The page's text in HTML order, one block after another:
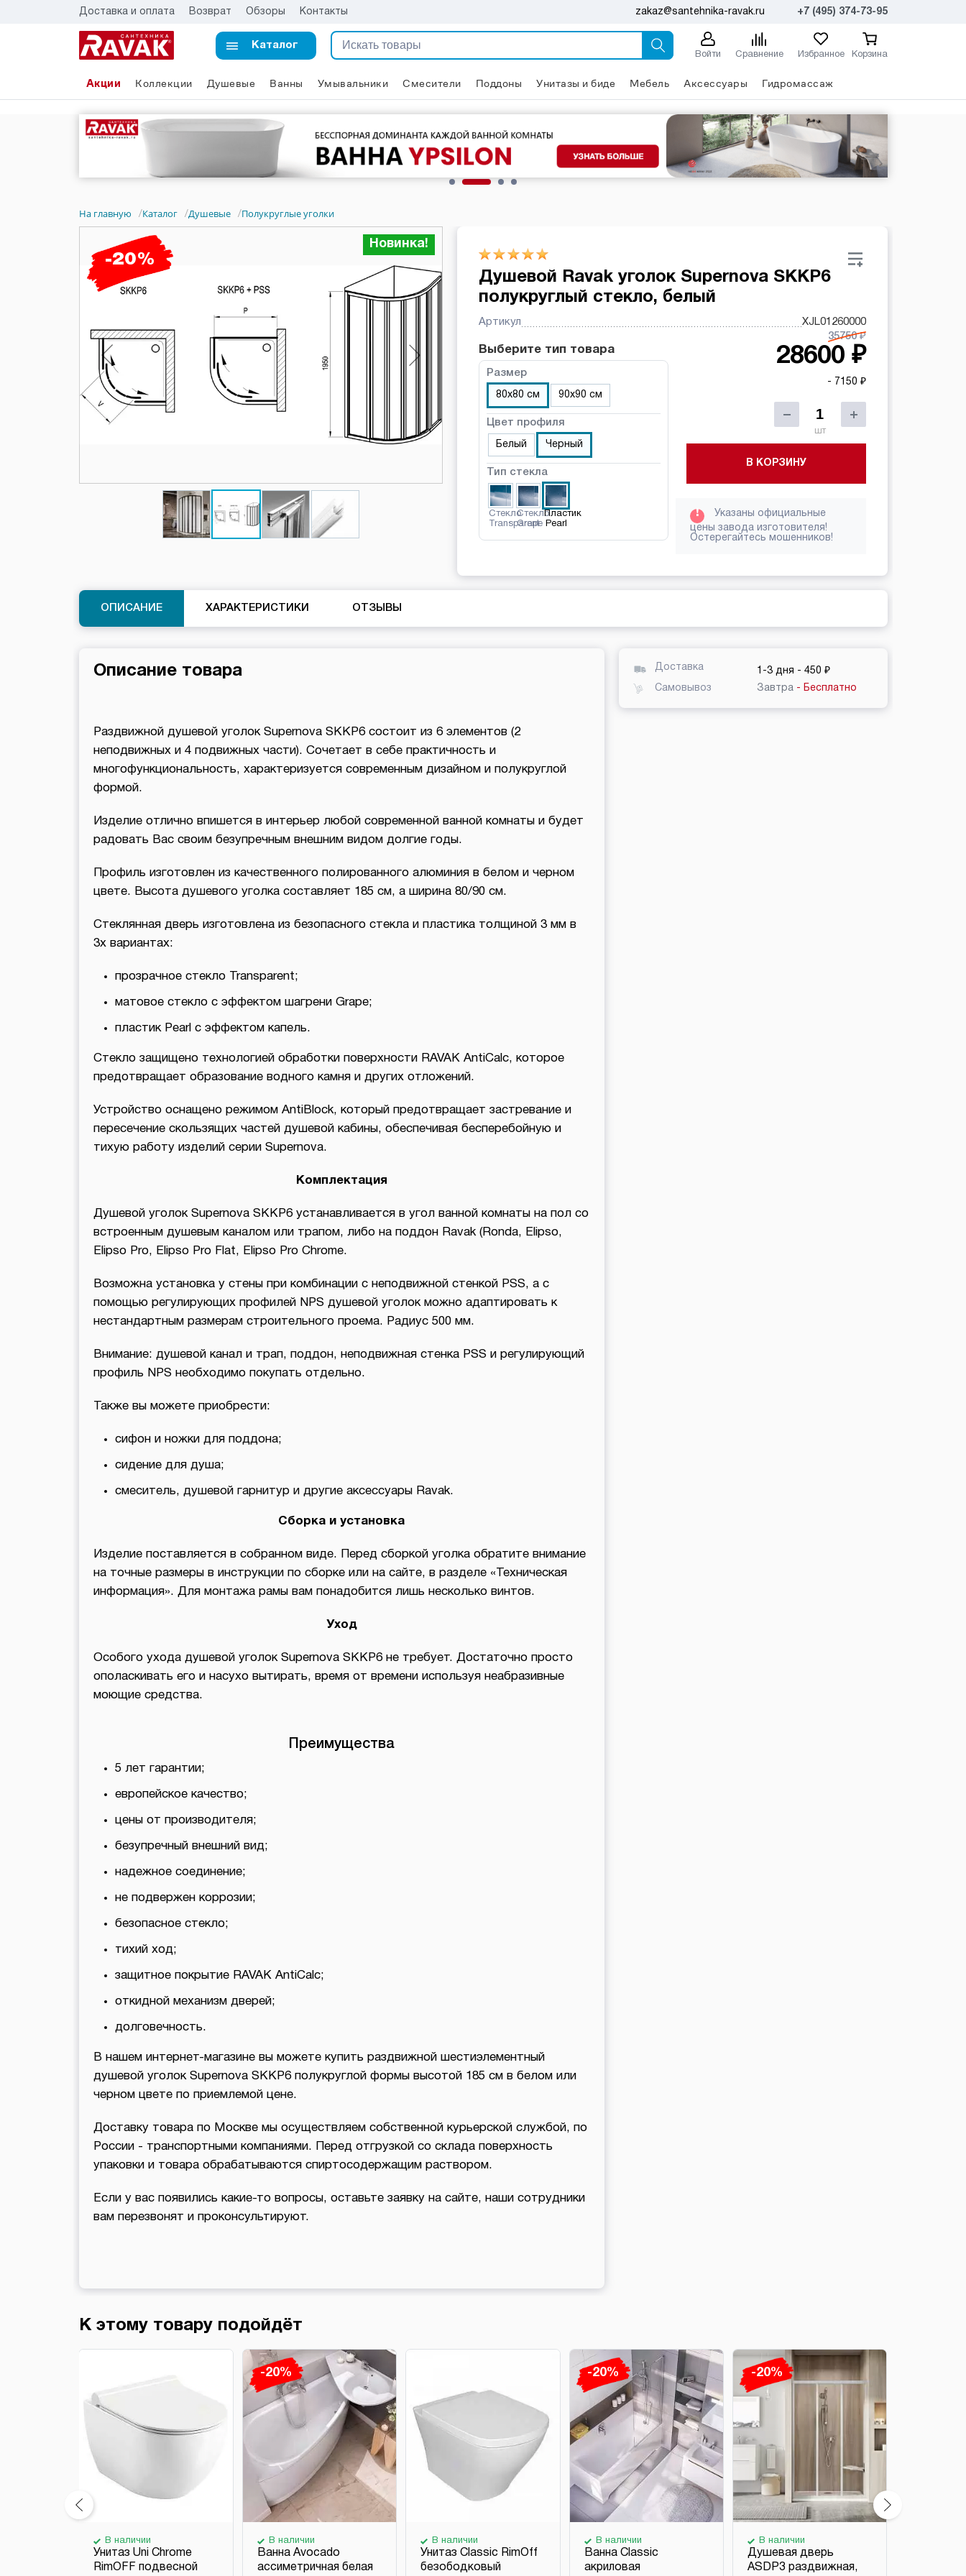
Доставка и оплата Возврат Обзоры Контакты zakaz@santehnika-ravak.ru +7 (495) 374-73-95
Каталог
Войти Сравнение Избранное Корзина
Акции Коллекции Душевые Ванны Умывальники Смесители Поддоны Унитазы и биде Мебель Аксессуары Гидромассаж
На главную /Каталог /Душевые /Полукруглые уголки
-20%
Новинка!
Душевой Ravak уголок Supernova SKKP6
полукруглый стекло, белый
Артикул XJL01260000
Выберите тип товара
Размер
80х80 см 90х90 см
Цвет профиля
Белый Черный
Тип стекла
Стекло
Transparent
Стекло
Grape
Пластик
Pearl
35750 ₽
28600 ₽
- 7150 ₽
шт
В КОРЗИНУ
!
Указаны официальные
цены завода изготовителя!
Остерегайтесь мошенников!
ОПИСАНИЕ ХАРАКТЕРИСТИКИ ОТЗЫВЫ
Описание товара
Раздвижной душевой уголок Supernova SKKP6 состоит из 6 элементов (2
неподвижных и 4 подвижных части). Сочетает в себе практичность и
многофункциональность, характеризуется современным дизайном и полукруглой
формой.
Изделие отлично впишется в интерьер любой современной ванной комнаты и будет
радовать Вас своим безупречным внешним видом долгие годы.
Профиль изготовлен из качественного полированного алюминия в белом и черном
цвете. Высота душевого уголка составляет 185 см, а ширина 80/90 см.
Стеклянная дверь изготовлена из безопасного стекла и пластика толщиной 3 мм в
3х вариантах:
прозрачное стекло Transparent;
матовое стекло с эффектом шагрени Grape;
пластик Pearl с эффектом капель.
Стекло защищено технологией обработки поверхности RAVAK AntiCalc, которое
предотвращает образование водного камня и других отложений.
Устройство оснащено режимом AntiBlock, который предотвращает застревание и
пересечение скользящих частей душевой кабины, обеспечивая бесперебойную и
тихую работу изделий серии Supernova.
Комплектация
Душевой уголок Supernova SKKP6 устанавливается в угол ванной комнаты на пол со
встроенным душевым каналом или трапом, либо на поддон Ravak (Ronda, Elipso,
Elipso Pro, Elipso Pro Flat, Elipso Pro Chrome.
Возможна установка у стены при комбинации с неподвижной стенкой PSS, а с
помощью регулирующих профилей NPS душевой уголок можно адаптировать к
нестандартным размерам строительного проема. Радиус 500 мм.
Внимание: душевой канал и трап, поддон, неподвижная стенка PSS и регулирующий
профиль NPS необходимо покупать отдельно.
Также вы можете приобрести:
сифон и ножки для поддона;
сидение для душа;
смеситель, душевой гарнитур и другие аксессуары Ravak.
Сборка и установка
Изделие поставляется в собранном виде. Перед сборкой уголка обратите внимание
на точные размеры в инструкции по сборке или на сайте, в разделе «Техническая
информация». Для монтажа рамы вам понадобится лишь несколько винтов.
Уход
Особого ухода душевой уголок Supernova SKKP6 не требует. Достаточно просто
ополаскивать его и насухо вытирать, время от времени используя неабразивные
моющие средства.
Преимущества
5 лет гарантии;
европейское качество;
цены от производителя;
безупречный внешний вид;
надежное соединение;
не подвержен коррозии;
безопасное стекло;
тихий ход;
защитное покрытие RAVAK AntiCalc;
откидной механизм дверей;
долговечность.
В нашем интернет-магазине вы можете купить раздвижной шестиэлементный
душевой уголок Supernova SKKP6 полукруглой формы высотой 185 см в белом или
черном цвете по приемлемой цене.
Доставку товара по Москве мы осуществляем собственной курьерской службой, по
России - транспортными компаниями. Перед отгрузкой со склада поверхность
упаковки и товара обрабатываются спиртосодержащим раствором.
Если у вас появились какие-то вопросы, оставьте заявку на сайте, наши сотрудники
вам перезвонят и проконсультируют.
Доставка 1-3 дня - 450 ₽
Самовывоз
Завтра - Бесплатно
К этому товару подойдёт
В наличии
Унитаз Uni Chrome
RimOFF подвесной
-20%
В наличии
Ванна Avocado
ассиметричная белая
В наличии
Унитаз Classic RimOff
безободковый
-20%
В наличии
Ванна Classic
акриловая
-20%
В наличии
Душевая дверь
ASDP3 раздвижная,